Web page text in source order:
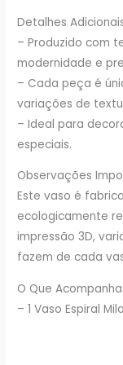
Detalhes
– Produzido com
modernidade e
– Cada peça é
variações de
– Ideal para
especiais.
Observações
Este vaso é
ecologicamente
impressão 3D,
fazem de cada
O Que Acompanha:
– 1 Vaso Espiral